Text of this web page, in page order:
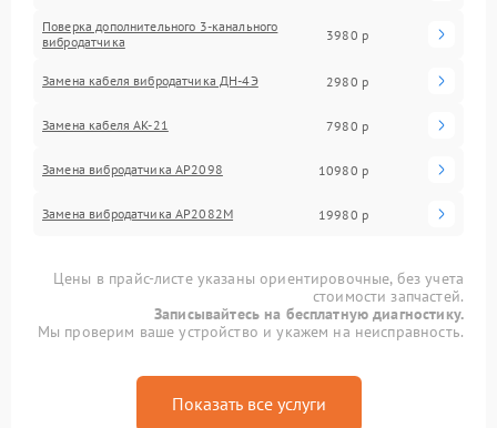
Поверка дополнительного 3-канального
вибродатчика
3980 р
Замена кабеля вибродатчика ДН-4Э 2980 р
Замена кабеля АК-21 7980 р
Замена вибродатчика АР2098 10980 р
Замена вибродатчика АР2082М 19980 р
Цены в прайс-листе указаны ориентировочные, без учета
стоимости запчастей.
Записывайтесь на бесплатную диагностику.
Мы проверим ваше устройство и укажем на неисправность.
Показать все услуги